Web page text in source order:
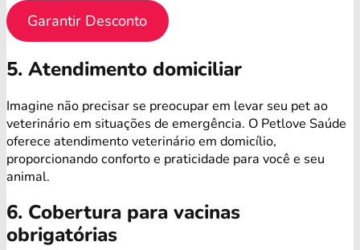
Garantir Desconto
5. Atendimento domiciliar
Imagine não precisar se preocupar em levar seu pet ao
veterinário em situações de emergência. O Petlove Saúde
oferece atendimento veterinário em domicílio,
proporcionando conforto e praticidade para você e seu
animal.
6. Cobertura para vacinas
obrigatórias